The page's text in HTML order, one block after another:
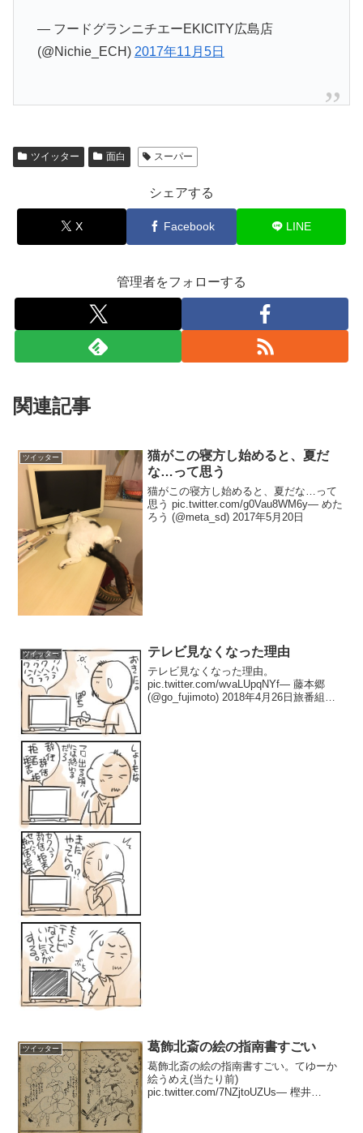
— フードグランニチエーEKICITY広島店
(@Nichie_ECH) 2017年11月5日
ツイッター 面白 スーパー
シェアする
X Facebook LINE
管理者をフォローする
関連記事
ツイッター
猫がこの寝方し始めると、夏だ
な…って思う
猫がこの寝方し始めると、夏だな…って
思う pic.twitter.com/g0Vau8WM6y— めた
ろう (@meta_sd) 2017年5月20日
ツイッター テレビ見なくなった理由
テレビ見なくなった理由。
pic.twitter.com/wvaLUpqNYf— 藤本郷
(@go_fujimoto) 2018年4月26日旅番組は
ツイッター 葛飾北斎の絵の指南書すごい
葛飾北斎の絵の指南書すごい。てゆーか
絵うめえ(当たり前)
pic.twitter.com/7NZjtoUZUs— 樫井